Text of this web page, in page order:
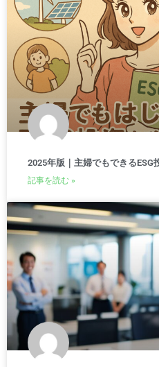
2025年版｜主婦でもできるESG
記事を読む »